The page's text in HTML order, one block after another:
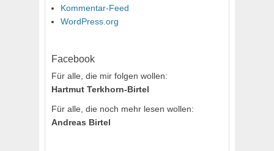
Kommentar-Feed
WordPress.org
Facebook
Für alle, die mir folgen wollen:
Hartmut Terkhorn-Birtel
Für alle, die noch mehr lesen wollen:
Andreas Birtel